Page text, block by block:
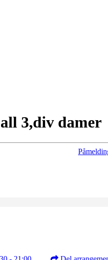
3,div damer